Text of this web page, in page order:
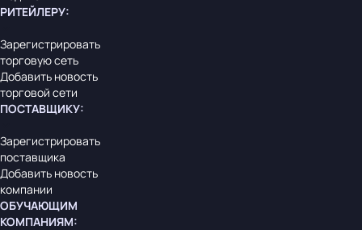
РИТЕЙЛЕРУ:
Зарегистрировать
торговую сеть
Добавить новость
торговой сети
ПОСТАВЩИКУ:
Зарегистрировать
поставщика
Добавить новость
компании
ОБУЧАЮЩИМ
КОМПАНИЯМ: